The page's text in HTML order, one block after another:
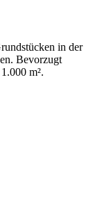
in der
Bevorzugt
m².